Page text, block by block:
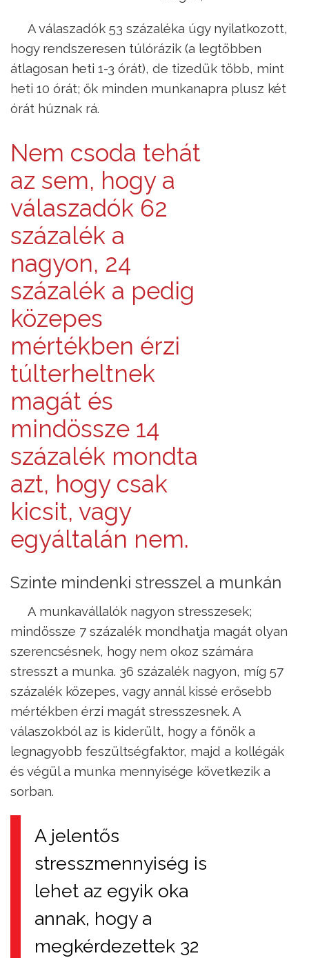
A válaszadók 53 százaléka úgy nyilatkozott,
hogy rendszeresen túlórázik (a legtöbben
átlagosan heti 1-3 órát), de tizedük több, mint
heti 10 órát; ők minden munkanapra plusz két
órát húznak rá.
Nem csoda tehát
az sem, hogy a
válaszadók 62
százalék a
nagyon, 24
százalék a pedig
közepes
mértékben érzi
túlterheltnek
magát és
mindössze 14
százalék mondta
azt, hogy csak
kicsit, vagy
egyáltalán nem.
Szinte mindenki stresszel a munkán
A munkavállalók nagyon stresszesek;
mindössze 7 százalék mondhatja magát olyan
szerencsésnek, hogy nem okoz számára
stresszt a munka. 36 százalék nagyon, míg 57
százalék közepes, vagy annál kissé erősebb
mértékben érzi magát stresszesnek. A
válaszokból az is kiderült, hogy a főnök a
legnagyobb feszültségfaktor, majd a kollégák
és végül a munka mennyisége következik a
sorban.
A jelentős
stresszmennyiség is
lehet az egyik oka
annak, hogy a
megkérdezettek 32